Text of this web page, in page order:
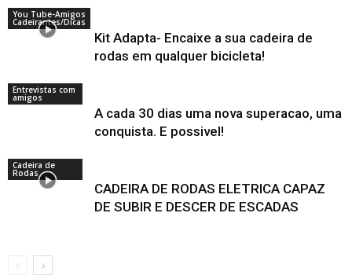
You Tube-Amigos
Cadeirantes/Dicas
Kit Adapta- Encaixe a sua cadeira de
rodas em qualquer bicicleta!
Entrevistas com
amigos
A cada 30 dias uma nova superacao, uma
conquista. E possivel!
Cadeira de
Rodas
CADEIRA DE RODAS ELETRICA CAPAZ
DE SUBIR E DESCER DE ESCADAS